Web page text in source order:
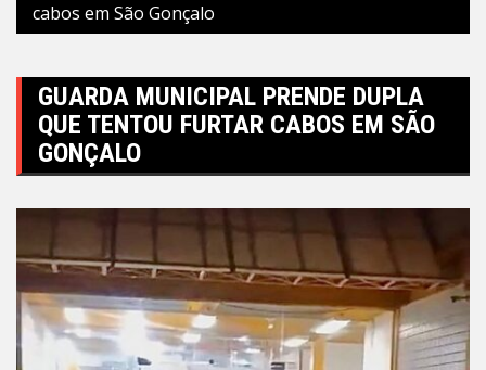
cabos em São Gonçalo
GUARDA MUNICIPAL PRENDE DUPLA
QUE TENTOU FURTAR CABOS EM SÃO
GONÇALO